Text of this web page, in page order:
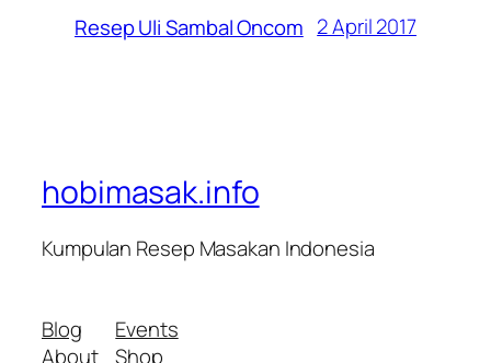
Resep Uli Sambal Oncom 2 April 2017
hobimasak.info
Kumpulan Resep Masakan Indonesia
Blog
About
Events
Shop